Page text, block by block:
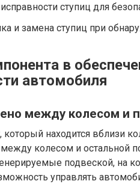
ступиц для
и замена ступиц при
в
автомобиля
между колесом и
находится вблизи
колесом и остальной
подвеской, на
управлять